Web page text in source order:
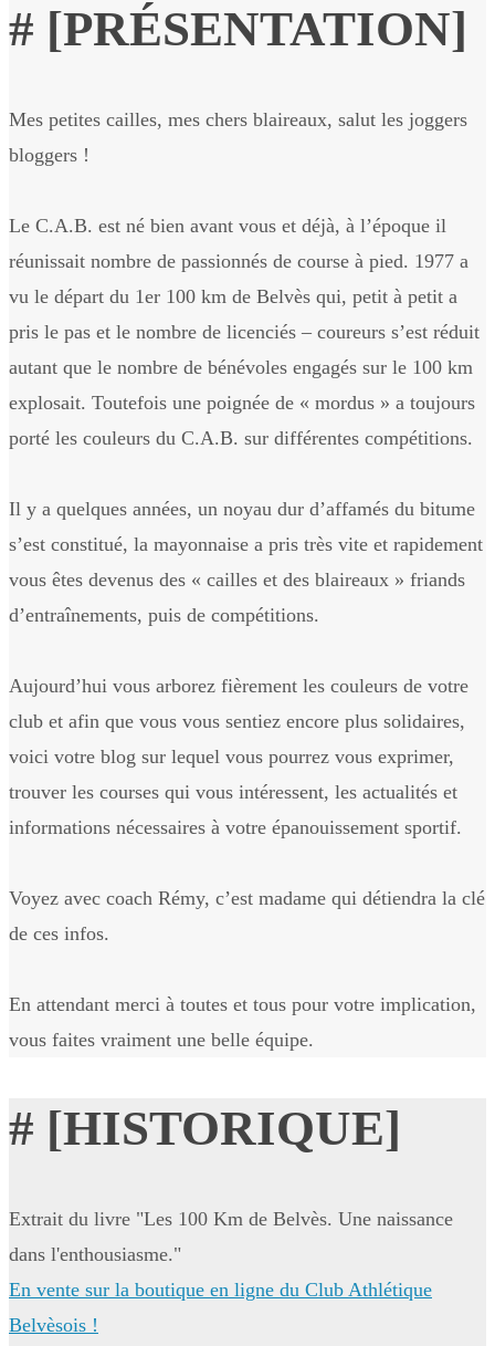
# [PRÉSENTATION]
Mes petites cailles, mes chers blaireaux, salut les joggers
bloggers !
Le C.A.B. est né bien avant vous et déjà, à l’époque il
réunissait nombre de passionnés de course à pied. 1977 a
vu le départ du 1er 100 km de Belvès qui, petit à petit a
pris le pas et le nombre de licenciés – coureurs s’est réduit
autant que le nombre de bénévoles engagés sur le 100 km
explosait. Toutefois une poignée de « mordus » a toujours
porté les couleurs du C.A.B. sur différentes compétitions.
Il y a quelques années, un noyau dur d’affamés du bitume
s’est constitué, la mayonnaise a pris très vite et rapidement
vous êtes devenus des « cailles et des blaireaux » friands
d’entraînements, puis de compétitions.
Aujourd’hui vous arborez fièrement les couleurs de votre
club et afin que vous vous sentiez encore plus solidaires,
voici votre blog sur lequel vous pourrez vous exprimer,
trouver les courses qui vous intéressent, les actualités et
informations nécessaires à votre épanouissement sportif.
Voyez avec coach Rémy, c’est madame qui détiendra la clé
de ces infos.
En attendant merci à toutes et tous pour votre implication,
vous faites vraiment une belle équipe.
# [HISTORIQUE]
Extrait du livre "Les 100 Km de Belvès. Une naissance
dans l'enthousiasme."
En vente sur la boutique en ligne du Club Athlétique
Belvèsois !